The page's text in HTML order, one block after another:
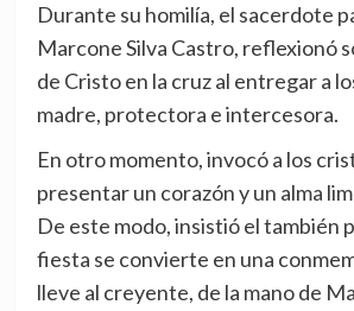
Durante su homilía, el sacerdote
Marcone Silva Castro, reflexionó
de Cristo en la cruz al entregar a
madre, protectora e intercesora.
En otro momento, invocó a los
presentar un corazón y un alma
De este modo, insistió el también
fiesta se convierte en una
lleve al creyente, de la mano de